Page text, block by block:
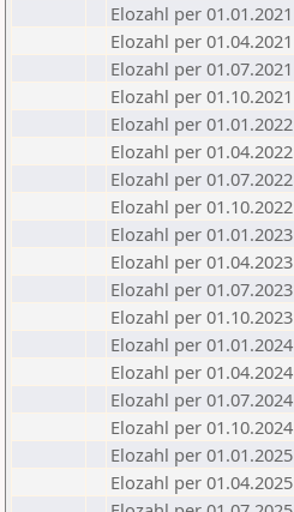
Elozahl per 01.01.2021
Elozahl per 01.04.2021
Elozahl per 01.07.2021
Elozahl per 01.10.2021
Elozahl per 01.01.2022
Elozahl per 01.04.2022
Elozahl per 01.07.2022
Elozahl per 01.10.2022
Elozahl per 01.01.2023
Elozahl per 01.04.2023
Elozahl per 01.07.2023
Elozahl per 01.10.2023
Elozahl per 01.01.2024
Elozahl per 01.04.2024
Elozahl per 01.07.2024
Elozahl per 01.10.2024
Elozahl per 01.01.2025
Elozahl per 01.04.2025